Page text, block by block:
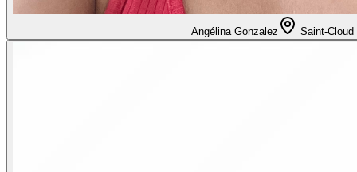
Angélina Gonzalez Saint-Cloud